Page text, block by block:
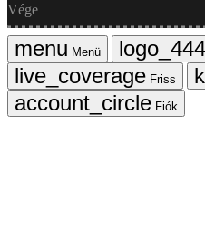
Vége
Menü
Friss
Fiók